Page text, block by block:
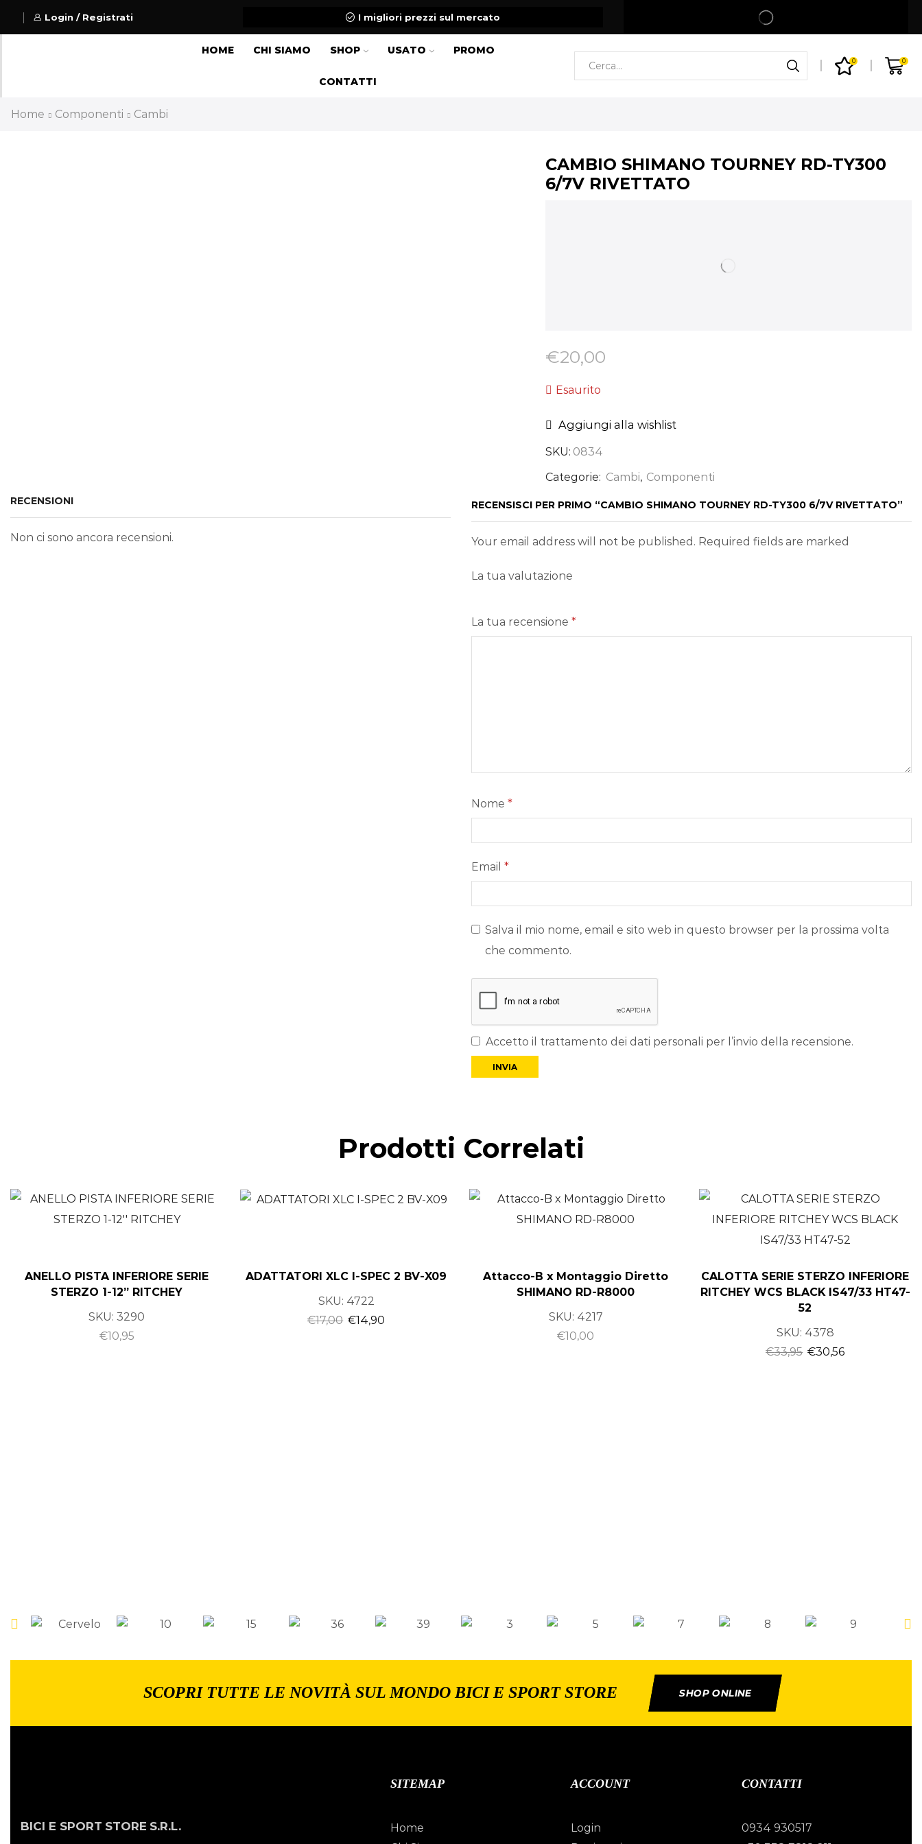
Login / Registrati I migliori prezzi sul mercato Spedizione gratuita per ordini superiori a 99€
HOME CHI SIAMO SHOP USATO PROMO
CONTATTI
0 0
Home Componenti Cambi
CAMBIO SHIMANO TOURNEY RD-TY300
6/7V RIVETTATO
€20,00
Esaurito
Aggiungi alla wishlist
SKU: 0834
Categorie: Cambi, Componenti
RECENSIONI
Non ci sono ancora recensioni.
RECENSISCI PER PRIMO “CAMBIO SHIMANO TOURNEY RD-TY300 6/7V RIVETTATO”
Your email address will not be published. Required fields are marked
La tua valutazione
La tua recensione *
Nome *
Email *
Salva il mio nome, email e sito web in questo browser per la prossima volta
che commento.
Accetto il trattamento dei dati personali per l’invio della recensione.
Prodotti Correlati
ANELLO PISTA INFERIORE SERIE
STERZO 1-12” RITCHEY
SKU:3290
€10,95
ADATTATORI XLC I-SPEC 2 BV-X09
SKU: 4722
€17,00 €14,90
Attacco-B x Montaggio Diretto
SHIMANO RD-R8000
SKU: 4217
€10,00
CALOTTA SERIE STERZO INFERIORE
RITCHEY WCS BLACK IS47/33 HT47-
52
SKU: 4378
€33,95 €30,56
SCOPRI TUTTE LE NOVITÀ SUL MONDO BICI E SPORT STORE SHOP ONLINE
BICI E SPORT STORE S.R.L.
SITEMAP
Home
ACCOUNT
Login
CONTATTI
0934 930517